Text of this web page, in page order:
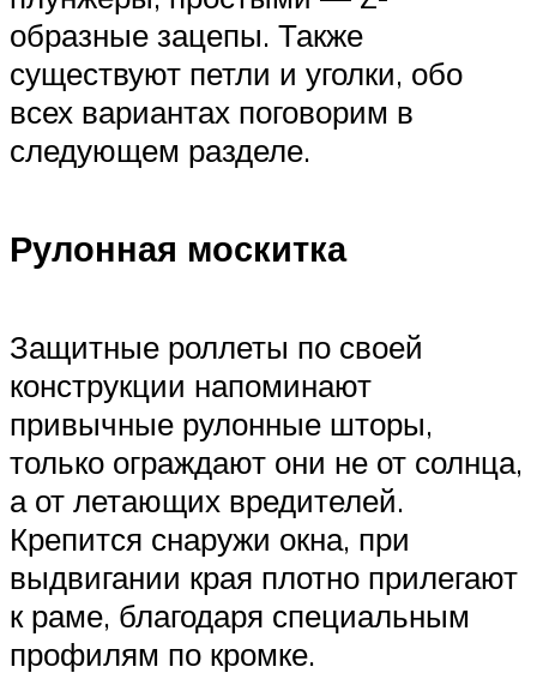
образные зацепы. Также
существуют петли и уголки, обо
всех вариантах поговорим в
следующем разделе.
Рулонная москитка
Защитные роллеты по своей
конструкции напоминают
привычные рулонные шторы,
только ограждают они не от солнца,
а от летающих вредителей.
Крепится снаружи окна, при
выдвигании края плотно прилегают
к раме, благодаря специальным
профилям по кромке.